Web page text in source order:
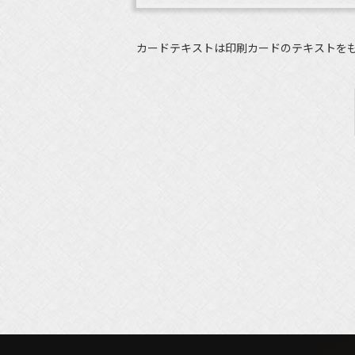
カードテキストは印刷カードのテキストを